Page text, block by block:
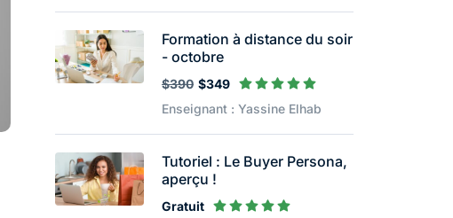
Formation à distance du soir
- octobre
$390 $349
Enseignant : Yassine Elhab
Tutoriel : Le Buyer Persona,
aperçu !
Gratuit